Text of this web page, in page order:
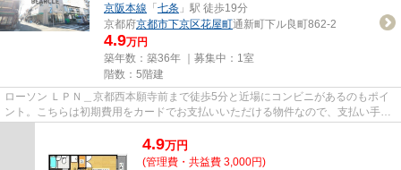
京阪本線 「 七条 」駅 徒歩19分
京都府京都市下京区花屋町通新町下ル良町862-2
4.9万円
築年数：築36年 ｜募集中： 1室
階数：5階建
ローソン ＬＰＮ＿京都西本願寺前まで徒歩5分と近場にコンビニがあるのもポイ
ント。こちらは初期費用をカードでお支払いいただける物件なので、支払い手続
4.9万円
(管理費・共益費 3,000円)